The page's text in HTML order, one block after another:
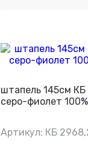
штапель 145см
серо-фиолет
Артикул: КБ